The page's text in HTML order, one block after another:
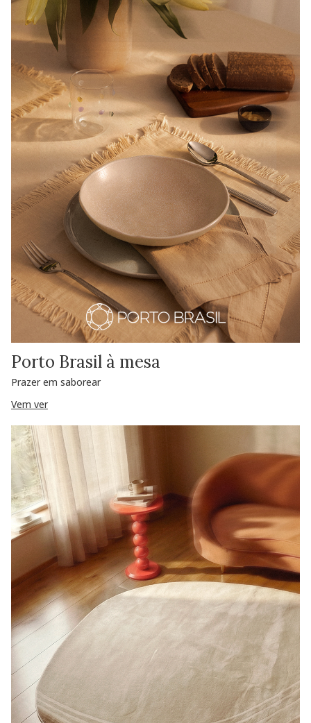
Porto Brasil à mesa
Prazer em saborear
Vem ver